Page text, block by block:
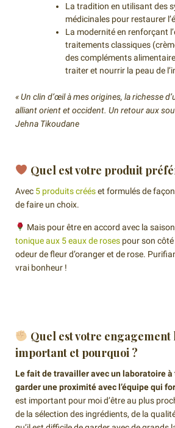
La tradition en utilisant des
médicinales pour restaurer
La modernité en renforçant
traitements classiques
des compléments
traiter et nourrir la peau de
« Un clin d’œil à mes origines, la richesse
alliant orient et occident. Un retour aux
Jehna Tikoudane
Quel est votre produit
Avec 5 produits crééset formulés de
de faire un choix.
Mais pour être en accord avec la
tonique aux 5 eaux de roses pour son
odeur de fleur d’oranger et de rose.
vrai bonheur !
Quel est votre engagement
important et pourquoi ?
Le fait de travailler avec un laboratoire
garder une proximité avec l’équipe qui
est important pour moi d’être au plus
de la sélection des ingrédients, de la